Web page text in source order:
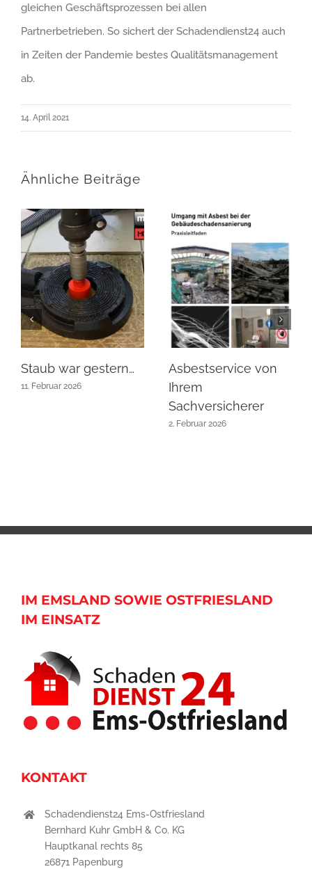
gleichen Geschäftsprozessen bei allen
Partnerbetrieben. So sichert der Schadendienst24 auch
in Zeiten der Pandemie bestes Qualitätsmanagement
ab.
14. April 2021
Ähnliche Beiträge
Staub war gestern…
11. Februar 2026
Asbestservice von
Ihrem
Sachversicherer
2. Februar 2026
IM EMSLAND SOWIE OSTFRIESLAND
IM EINSATZ
KONTAKT
Schadendienst24 Ems-Ostfriesland
Bernhard Kuhr GmbH & Co. KG
Hauptkanal rechts 85
26871 Papenburg